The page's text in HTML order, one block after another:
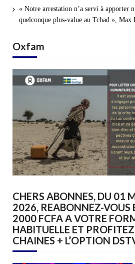
« Notre arrestation n’a servi à apporter
quelconque plus-value au Tchad », Max
Oxfam
CHERS ABONNES, DU 01
2026, REABONNEZ-VOUS
2000 FCFA A VOTRE
HABITUELLE ET
CHAINES + L’OPTION